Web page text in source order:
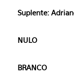
Suplente:
NULO
BRANCO